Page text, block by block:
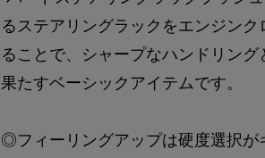
るステアリングラックをエンジン
ることで、シャープなハンドリン
果たすベーシックアイテムです。
◎フィーリングアップは硬度選択が